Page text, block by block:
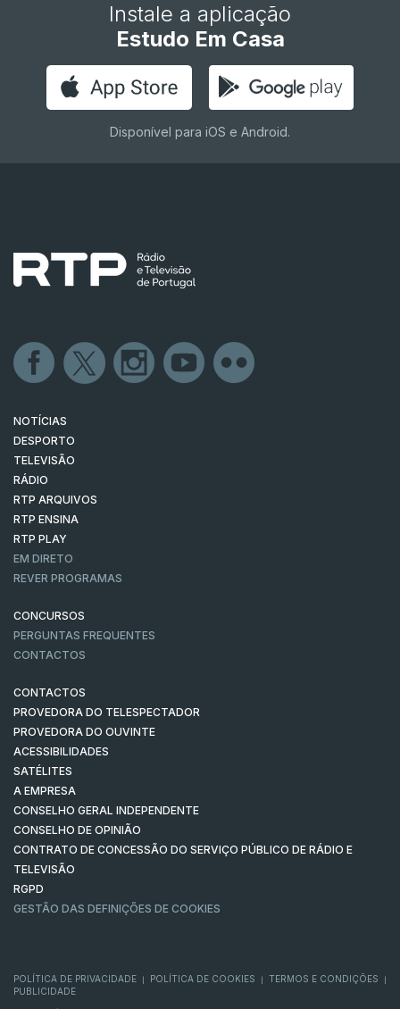
Instale a aplicação
Estudo Em Casa
Disponível para iOS e Android.
NOTÍCIAS
DESPORTO
TELEVISÃO
RÁDIO
RTP ARQUIVOS
RTP ENSINA
RTP PLAY
EM DIRETO
REVER PROGRAMAS
CONCURSOS
PERGUNTAS FREQUENTES
CONTACTOS
CONTACTOS
PROVEDORA DO TELESPECTADOR
PROVEDORA DO OUVINTE
ACESSIBILIDADES
SATÉLITES
A EMPRESA
CONSELHO GERAL INDEPENDENTE
CONSELHO DE OPINIÃO
CONTRATO DE CONCESSÃO DO SERVIÇO PÚBLICO DE RÁDIO E
TELEVISÃO
RGPD
GESTÃO DAS DEFINIÇÕES DE COOKIES
POLÍTICA DE PRIVACIDADE POLÍTICA DE COOKIES TERMOS E CONDIÇÕES
PUBLICIDADE